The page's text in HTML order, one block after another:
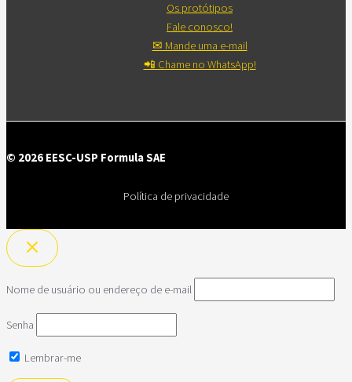
Os protótipos
Fale conosco!
✉ Mande uma e-mail
📲 Chame no WhatsApp!
© 2026 EESC-USP Formula SAE
Política de privacidade
Nome de usuário ou endereço de e-mail
Senha
Lembrar-me